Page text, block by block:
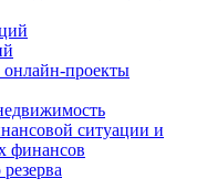
проекты
ситуации и
финансов